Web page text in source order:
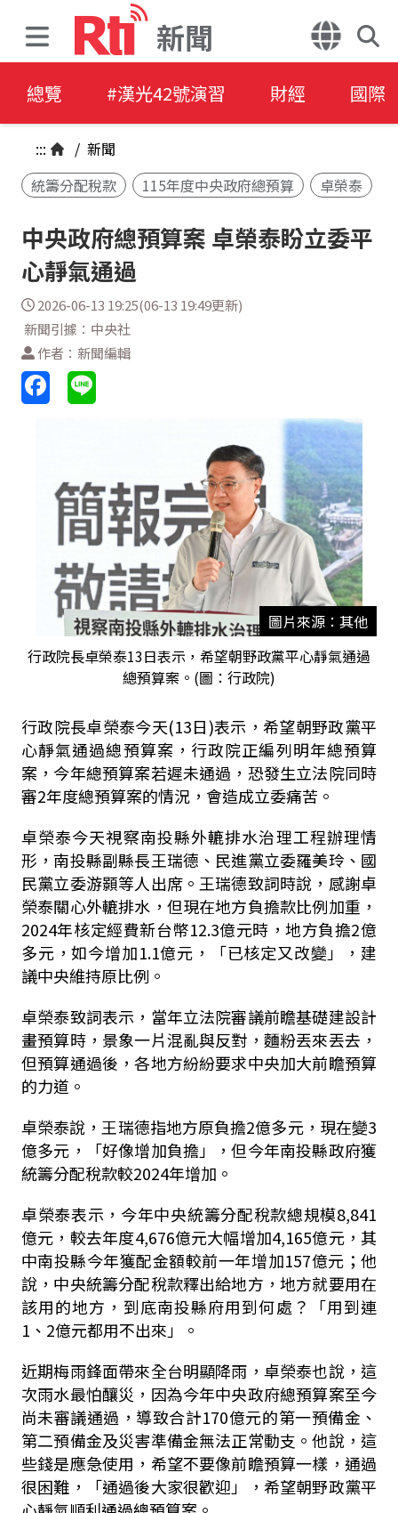
新聞
總覽 #漢光42號演習 財經 國際
::: / 新聞
統籌分配稅款
115年度中央政府總預算 卓榮泰
中央政府總預算案 卓榮泰盼立委平
心靜氣通過
2026-06-13 19:25(06-13 19:49更新)
新聞引據：中央社
作者：新聞編輯
圖片來源：其他
行政院長卓榮泰13日表示，希望朝野政黨平心靜氣通過
總預算案。(圖：行政院)
行政院長卓榮泰今天(13日)表示，希望朝野政黨平
心靜氣通過總預算案，行政院正編列明年總預算
案，今年總預算案若遲未通過，恐發生立法院同時
審2年度總預算案的情況，會造成立委痛苦。
卓榮泰今天視察南投縣外轆排水治理工程辦理情
形，南投縣副縣長王瑞德、民進黨立委羅美玲、國
民黨立委游顥等人出席。王瑞德致詞時說，感謝卓
榮泰關心外轆排水，但現在地方負擔款比例加重，
2024年核定經費新台幣12.3億元時，地方負擔2億
多元，如今增加1.1億元，「已核定又改變」，建
議中央維持原比例。
卓榮泰致詞表示，當年立法院審議前瞻基礎建設計
畫預算時，景象一片混亂與反對，麵粉丟來丟去，
但預算通過後，各地方紛紛要求中央加大前瞻預算
的力道。
卓榮泰說，王瑞德指地方原負擔2億多元，現在變3
億多元，「好像增加負擔」，但今年南投縣政府獲
統籌分配稅款較2024年增加。
卓榮泰表示，今年中央統籌分配稅款總規模8,841
億元，較去年度4,676億元大幅增加4,165億元，其
中南投縣今年獲配金額較前一年增加157億元；他
說，中央統籌分配稅款釋出給地方，地方就要用在
該用的地方，到底南投縣府用到何處？「用到連
1、2億元都用不出來」。
近期梅雨鋒面帶來全台明顯降雨，卓榮泰也說，這
次雨水最怕釀災，因為今年中央政府總預算案至今
尚未審議通過，導致合計170億元的第一預備金、
第二預備金及災害準備金無法正常動支。他說，這
些錢是應急使用，希望不要像前瞻預算一樣，通過
很困難，「通過後大家很歡迎」，希望朝野政黨平